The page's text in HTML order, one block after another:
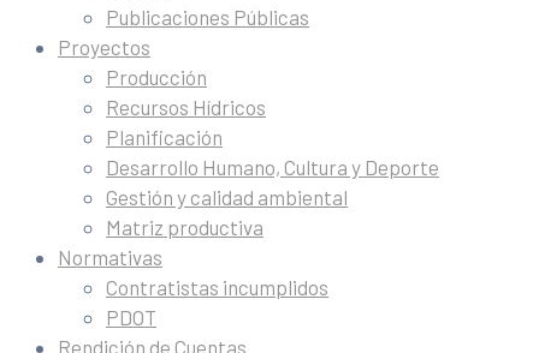
Publicaciones Públicas
Proyectos
Producción
Recursos Hídricos
Planificación
Desarrollo Humano, Cultura y Deporte
Gestión y calidad ambiental
Matriz productiva
Normativas
Contratistas incumplidos
PDOT
Rendición de Cuentas